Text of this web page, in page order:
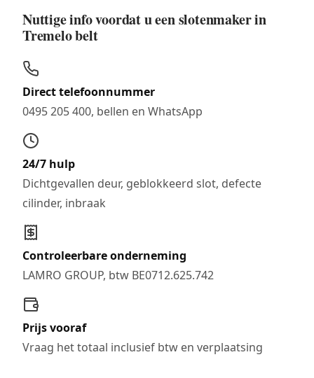
Nuttige info voordat u een slotenmaker in
Tremelo belt
Direct telefoonnummer
0495 205 400, bellen en WhatsApp
24/7 hulp
Dichtgevallen deur, geblokkeerd slot, defecte
cilinder, inbraak
Controleerbare onderneming
LAMRO GROUP, btw BE0712.625.742
Prijs vooraf
Vraag het totaal inclusief btw en verplaatsing